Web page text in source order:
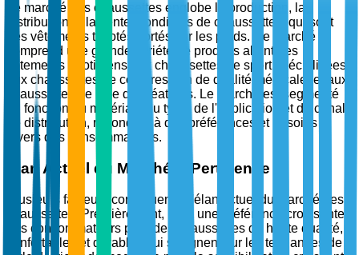
Le marché des chaussettes englobe la production, la
distribution et la vente mondiales de chaussettes, qui sont
des vêtements tricotés portés sur les pieds. Ce marché
comprend une grande variété de produits allant des
vêtements quotidiens aux chaussettes de sport spécialisées,
aux chaussettes de compression de qualité médicale, et aux
chaussettes de luxe de créateurs. Le marché est segmenté
en fonction du matériau, du type, de l'application et du canal
de distribution, répondant à des préférences et besoins
divers des consommateurs.
Élan Actuel du Marché & Pertinence
Plusieurs facteurs contribuent à l'élan actuel du marché des
chaussettes. Premièrement, il y a une préférence croissante
des consommateurs pour des chaussettes de haute qualité,
confortables et durables qui s'alignent sur les tendances de